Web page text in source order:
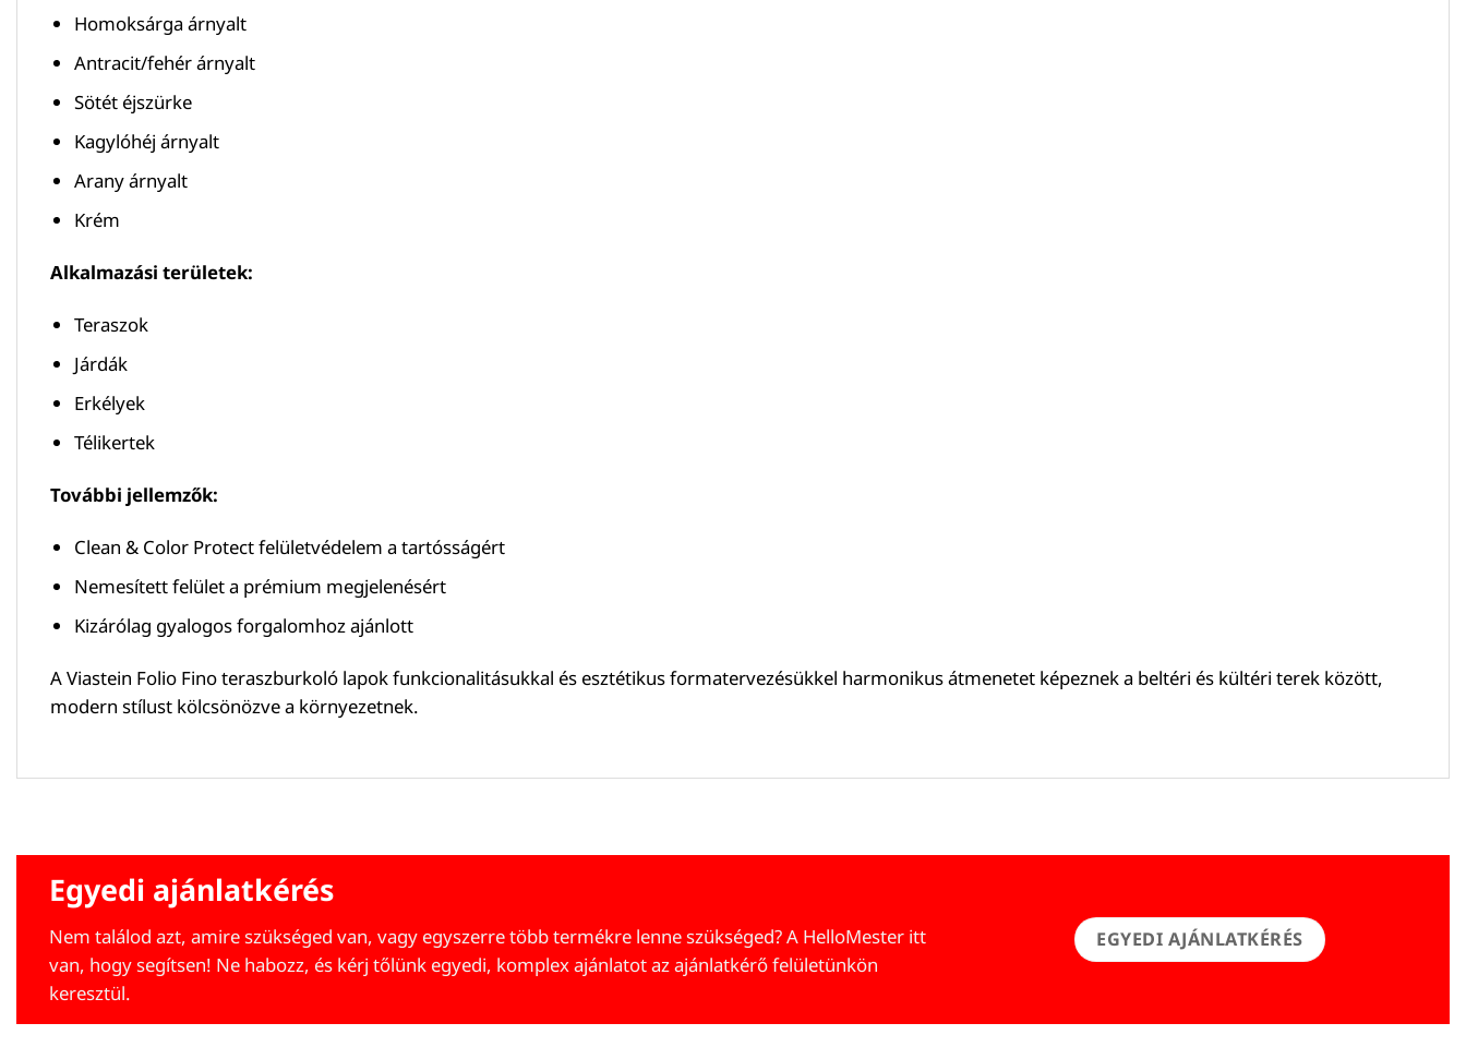
Homoksárga árnyalt
Antracit/fehér árnyalt
Sötét éjszürke
Kagylóhéj árnyalt
Arany árnyalt
Krém
Alkalmazási területek:
Teraszok
Járdák
Erkélyek
Télikertek
További jellemzők:
Clean & Color Protect felületvédelem a tartósságért
Nemesített felület a prémium megjelenésért
Kizárólag gyalogos forgalomhoz ajánlott
A Viastein Folio Fino teraszburkoló lapok funkcionalitásukkal és esztétikus formatervezésükkel harmonikus átmenetet képeznek a beltéri és kültéri terek között,
modern stílust kölcsönözve a környezetnek.
Egyedi ajánlatkérés
Nem találod azt, amire szükséged van, vagy egyszerre több termékre lenne szükséged? A HelloMester itt
van, hogy segítsen! Ne habozz, és kérj tőlünk egyedi, komplex ajánlatot az ajánlatkérő felületünkön
keresztül.
EGYEDI AJÁNLATKÉRÉS